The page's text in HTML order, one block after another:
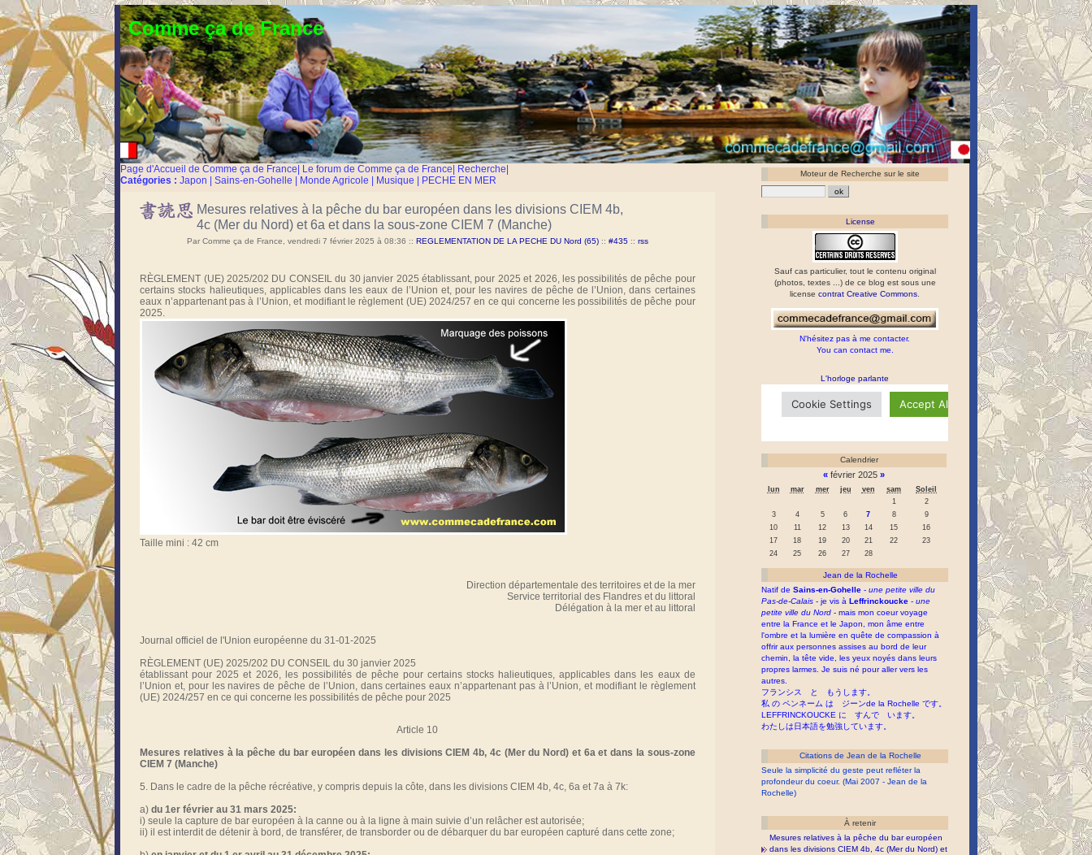
Comme ça de France
Page d'Accueil de Comme ça de France| Le forum de Comme ça de France| Recherche|
Catégories : Japon | Sains-en-Gohelle | Monde Agricole | Musique | PECHE EN MER
Mesures relatives à la pêche du bar européen dans les divisions CIEM 4b,
4c (Mer du Nord) et 6a et dans la sous-zone CIEM 7 (Manche)
Par Comme ça de France, vendredi 7 février 2025 à 08:36 :: REGLEMENTATION DE LA PECHE DU Nord (65) :: #435 :: rss
RÈGLEMENT (UE) 2025/202 DU CONSEIL du 30 janvier 2025 établissant, pour 2025 et 2026, les possibilités de pêche pour
certains stocks halieutiques, applicables dans les eaux de l’Union et, pour les navires de pêche de l’Union, dans certaines
eaux n’appartenant pas à l’Union, et modifiant le règlement (UE) 2024/257 en ce qui concerne les possibilités de pêche pour
2025.
Taille mini : 42 cm
Direction départementale des territoires et de la mer
Service territorial des Flandres et du littoral
Délégation à la mer et au littoral
Journal officiel de l'Union européenne du 31-01-2025
RÈGLEMENT (UE) 2025/202 DU CONSEIL du 30 janvier 2025
établissant pour 2025 et 2026, les possibilités de pêche pour certains stocks halieutiques, applicables dans les eaux de
l’Union et, pour les navires de pêche de l’Union, dans certaines eaux n’appartenant pas à l’Union, et modifiant le règlement
(UE) 2024/257 en ce qui concerne les possibilités de pêche pour 2025
Article 10
Mesures relatives à la pêche du bar européen dans les divisions CIEM 4b, 4c (Mer du Nord) et 6a et dans la sous-zone
CIEM 7 (Manche)
5. Dans le cadre de la pêche récréative, y compris depuis la côte, dans les divisions CIEM 4b, 4c, 6a et 7a à 7k:
a)du 1er février au 31 mars 2025:
i) seule la capture de bar européen à la canne ou à la ligne à main suivie d’un relâcher est autorisée;
ii) il est interdit de détenir à bord, de transférer, de transborder ou de débarquer du bar européen capturé dans cette zone;
Moteur de Recherche sur le site
License
Sauf cas particulier, tout le contenu original
(photos, textes ...) de ce blog est sous une
licensecontrat Creative Commons
N'hésitez pas à me contacter.
You can contact me.
L'horloge parlante
Calendrier
« février 2025»
lun mar mer jeu ven sam
Soleil
1
2
3
4 5 6 7 8
9
10
11 12 13 14 15
16
17
18 19 20 21 22
23
24
25 26 27 28
Jean de la Rochelle
Natif deSains-en-Gohelle -une petite ville du
Pas-de-Calais - je vis àLeffrinckoucke -une
petite ville du Nord - mais mon coeur voyage
entre la France et le Japon, mon âme entre
l'ombre et la lumière en quête de compassion à
offrir aux personnes assises au bord de leur
chemin, la tête vide, les yeux noyés dans leurs
propres larmes. Je suis né pour aller vers les
autres.
フランシス と もうします。
私 の ペンネーム は ジーンde la Rochelle です。
LEFFRINCKOUCKE に すんで います。
わたしは日本語を勉強しています。
Citations de Jean de la Rochelle
Seule la simplicité du geste peut refléter la
profondeur du coeur. (Mai 2007 - Jean de la
Rochelle)
À retenir
Mesures relatives à la pêche du bar européen
dans les divisions CIEM 4b, 4c (Mer du Nord) et